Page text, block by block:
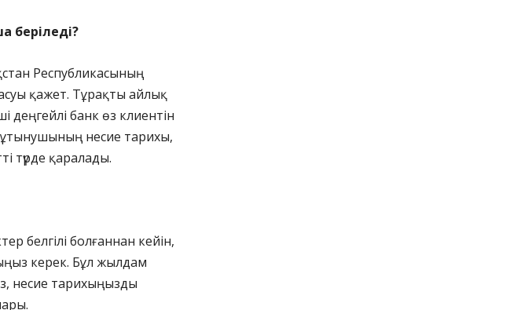
беріледі?
Республикасының
қажет. Тұрақты айлық
деңгейлі банк өз клиентін
несие тарихы,
түрде қаралады.
белгілі болғаннан кейін,
керек. Бұл жылдам
несие тарихыңызды